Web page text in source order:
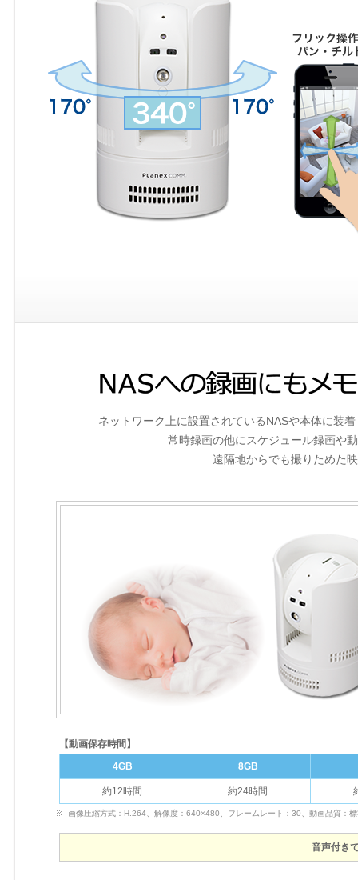
ネットワーク上に設置されているNASや本体に装
常時録画の他にスケジュール録画や
遠隔地からでも撮りためた
【動画保存時間】
4GB
8GB
約12時間 約24時間
画像圧縮方式：H.264、解像度：640×480、フレームレート：30、動画品質：
音声付き